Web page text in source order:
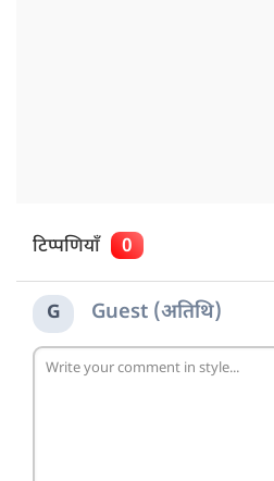
टिप्पणियाँ 0
G Guest (अतिथि)